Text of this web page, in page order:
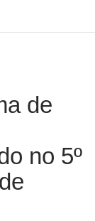
de
no 5º